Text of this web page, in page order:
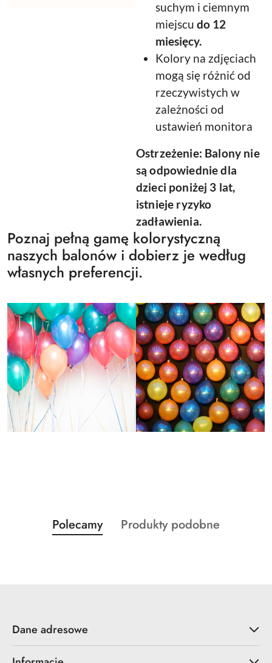
suchym i ciemnym
miejscu do 12
miesięcy.
Kolory na zdjęciach
mogą się różnić od
rzeczywistych w
zależności od
ustawień monitora
Ostrzeżenie: Balony nie
są odpowiednie dla
dzieci poniżej 3 lat,
istnieje ryzyko
zadławienia.
Poznaj pełną gamę kolorystyczną
naszych balonów i dobierz je według
własnych preferencji.
Pomiń karuzelę produktów
Produkty
o
Polecamy
Produkty
Produkty podobne
Dane adresowe